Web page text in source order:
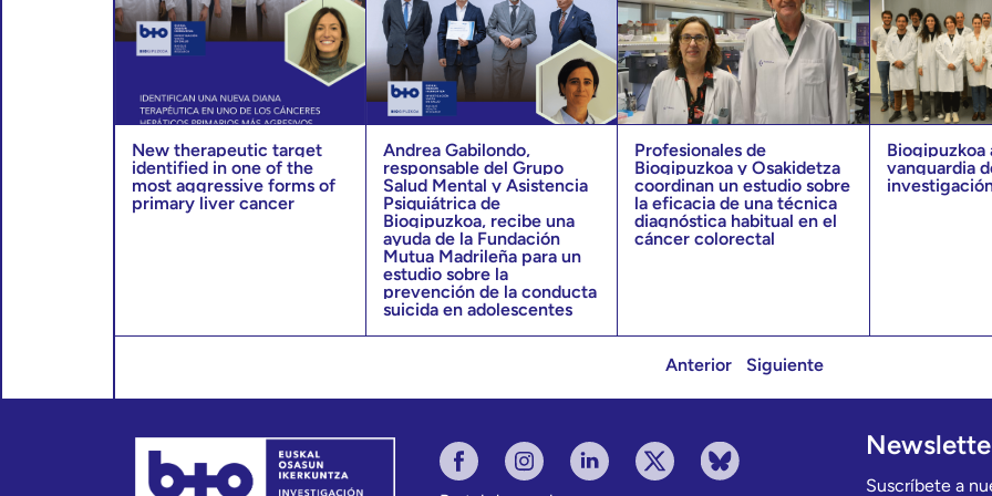
- Identificar la iatrogenia evitable asociada a los
tratamientos más frecuentes en pacientes
ancianos y/o con multimorbilidad y priorizar los
principales problemas
- Diseñar intervenciones para implementar las
recomendaciones priorizadas con respecto a
las estrategias preventivas, adecuación de
tratamiento e iatrogenia evitable, en el
contexto de las organizaciones integradas
- Evaluación del impacto de las intervenciones
en condiciones de práctica clínica habitual
- Diseñar instrumentos adecuados para ser
- Diseñar intervenciones dirigidas a la reversión
de la fragilidad
New therapeutic target
identified in one of the
most aggressive forms of
primary liver cancer
Andrea Gabilondo,
responsable del Grupo
Salud Mental y Asistencia
Psiquiátrica de
Biogipuzkoa, recibe una
ayuda de la Fundación
Mutua Madrileña para un
estudio sobre la
prevención de la conducta
suicida en adolescentes
Profesionales de
Biogipuzkoa y Osakidetza
coordinan un estudio sobre
la eficacia de una técnica
diagnóstica habitual en el
cáncer colorectal
Biogipuzkoa
vanguardia
Anterior Siguiente
Suscríbete a